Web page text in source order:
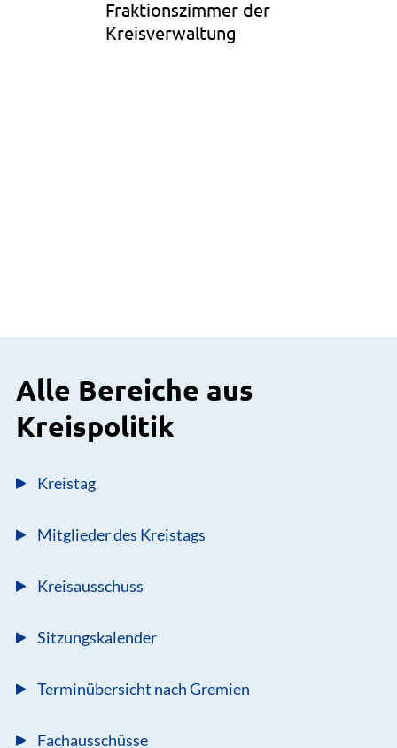
Fraktionszimmer der
Kreisverwaltung
Alle Bereiche aus
Kreispolitik
Kreistag
Mitglieder des Kreistags
Kreisausschuss
Sitzungskalender
Terminübersicht nach Gremien
Fachausschüsse